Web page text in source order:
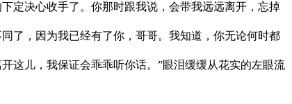
定决心收手了。你那时跟我说，会带我远远离开，忘掉
了，因为我已经有了你，哥哥。我知道，你无论何时都
儿，我保证会乖乖听你话。”眼泪缓缓从花实的左眼流